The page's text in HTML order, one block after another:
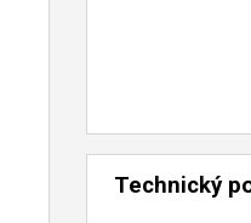
Technický